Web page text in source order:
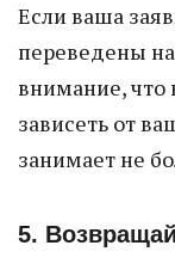
Если ваша
переведены
внимание, что
зависеть от
занимает не
5.